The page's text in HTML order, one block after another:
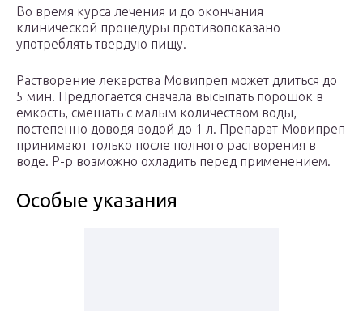
Во время курса лечения и до окончания
клинической процедуры противопоказано
употреблять твердую пищу.
Растворение лекарства Мовипреп может длиться до
5 мин. Предлогается сначала высыпать порошок в
емкость, смешать с малым количеством воды,
постепенно доводя водой до 1 л. Препарат Мовипреп
принимают только после полного растворения в
воде. Р-р возможно охладить перед применением.
Особые указания